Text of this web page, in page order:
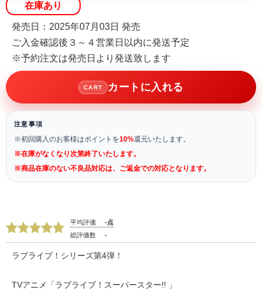
在庫あり
発売日：2025年07月03日 発売
ご入金確認後３～４営業日以内に発送予定
※予約注文は発売日より発送致します
CART カートに入れる
注意事項
※初回購入のお客様はポイントを10%還元いたします。
※在庫がなくなり次第終了いたします。
※商品在庫のない不良品対応は、ご返金での対応となります。
平均評価
-点
総評価数
-
ラブライブ！シリーズ第4弾！
TVアニメ「ラブライブ！スーパースター!! 」